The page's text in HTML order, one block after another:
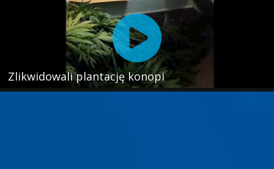
Zlikwidowali plantację konopi